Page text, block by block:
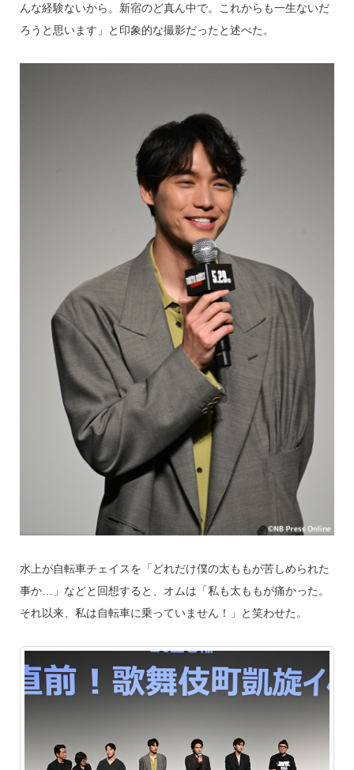
んな経験ないから。新宿のど真ん中で。これからも一生ないだ
ろうと思います」と印象的な撮影だったと述べた。
水上が自転車チェイスを「どれだけ僕の太ももが苦しめられた
事か…」などと回想すると、オムは「私も太ももが痛かった。
それ以来、私は自転車に乗っていません！」と笑わせた。